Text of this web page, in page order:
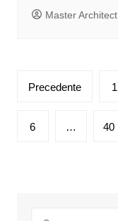
Master Architect
Paginazione
articoli
Precedente 1
6 … 40